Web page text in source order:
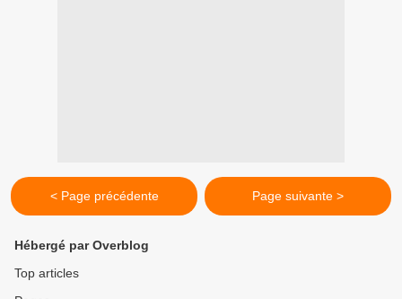
< Page précédente Page suivante >
Hébergé par Overblog
Top articles